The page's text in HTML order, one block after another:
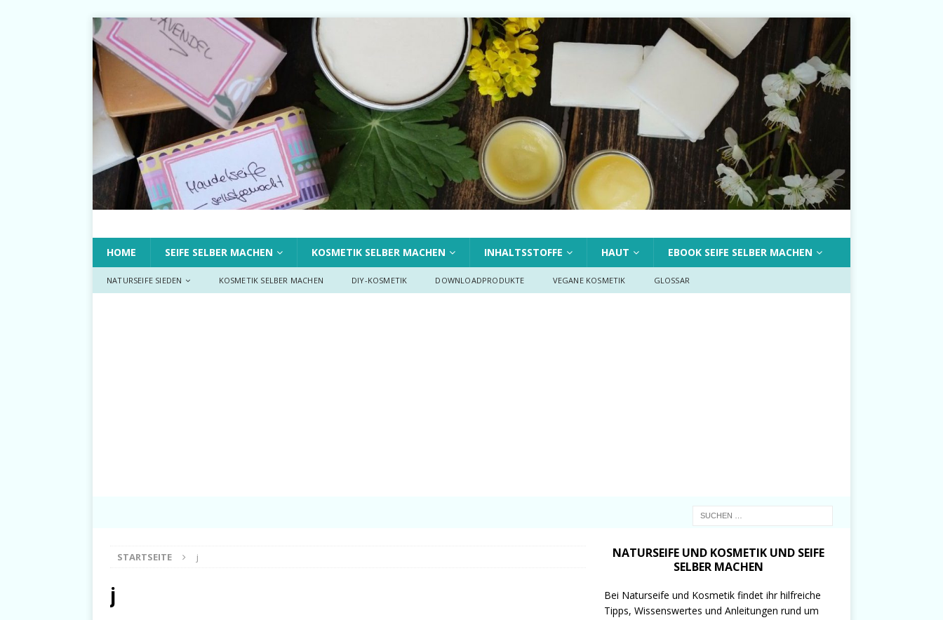
HOME SEIFE SELBER MACHEN KOSMETIK SELBER MACHEN INHALTSSTOFFE HAUT EBOOK SEIFE SELBER MACHEN
NATURSEIFE SIEDEN KOSMETIK SELBER MACHEN DIY-KOSMETIK DOWNLOADPRODUKTE VEGANE KOSMETIK GLOSSAR
STARTSEITE j
j
NATURSEIFE UND KOSMETIK UND SEIFE
SELBER MACHEN
Bei Naturseife und Kosmetik findet ihr hilfreiche
Tipps, Wissenswertes und Anleitungen rund um